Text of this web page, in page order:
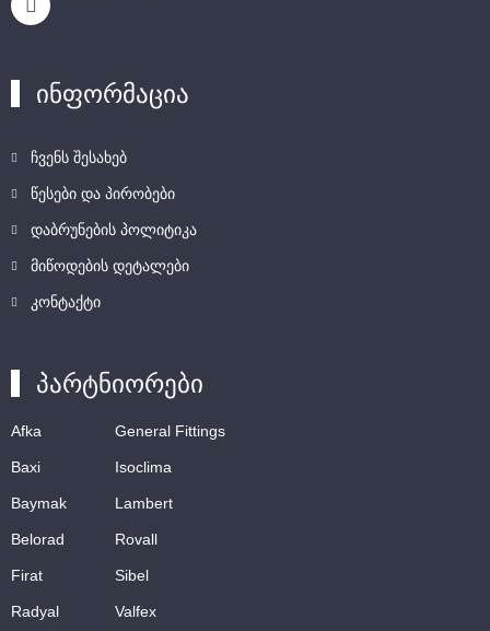
ინფორმაცია
ჩვენს შესახებ
წესები და პირობები
დაბრუნების პოლიტიკა
მიწოდების დეტალები
კონტაქტი
პარტნიორები
Afka
Baxi
Baymak
Belorad
Firat
Radyal
General Fittings
Isoclima
Lambert
Rovall
Sibel
Valfex